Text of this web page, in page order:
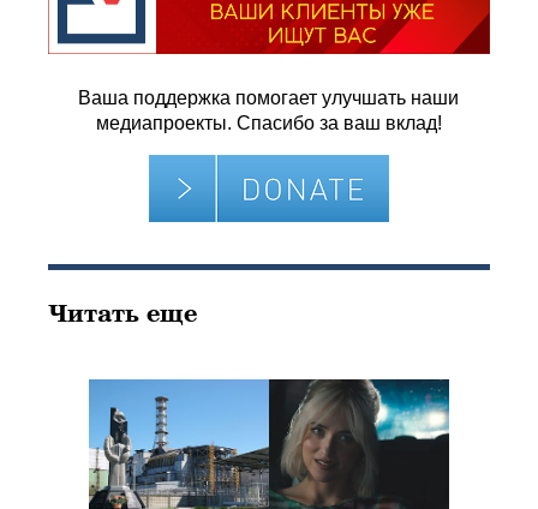
Ваша поддержка помогает улучшать наши
медиапроекты. Спасибо за ваш вклад!
Читать еще